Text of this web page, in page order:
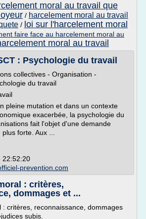
moral au travail que
/ harcelement moral au travail
/ loi sur l'harcelement moral
faire face au harcelement moral au
moral au travail
: Psychologie du travail
collectives - Organisation -
du travail
pleine mutation et dans un contexte
exacerbée, la psychologie du
fait l'objet d'une demande
forte. Aux ...
22:52:20
prevention.com
: critères,
dommages et ...
: critères, reconnaissance, dommages
subis.